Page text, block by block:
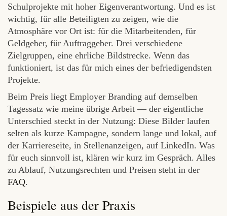
Schulprojekte mit hoher Eigenverantwortung. Und es ist
wichtig, für alle Beteiligten zu zeigen, wie die
Atmosphäre vor Ort ist: für die Mitarbeitenden, für
Geldgeber, für Auftraggeber. Drei verschiedene
Zielgruppen, eine ehrliche Bildstrecke. Wenn das
funktioniert, ist das für mich eines der befriedigendsten
Projekte.
Beim Preis liegt Employer Branding auf demselben
Tagessatz wie meine übrige Arbeit — der eigentliche
Unterschied steckt in der Nutzung: Diese Bilder laufen
selten als kurze Kampagne, sondern lange und lokal, auf
der Karriereseite, in Stellenanzeigen, auf LinkedIn. Was
für euch sinnvoll ist, klären wir kurz im Gespräch. Alles
zu Ablauf, Nutzungsrechten und Preisen steht in der
FAQ.
Beispiele aus der Praxis